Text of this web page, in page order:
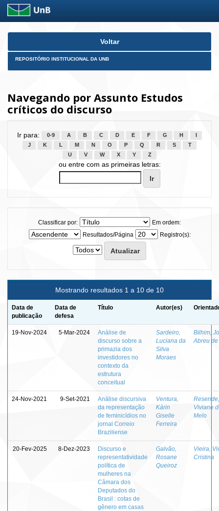
Skip
Voltar
REPOSITÓRIO INSTITUCIONAL DA UNB
Navegando por Assunto Estudos
críticos do discurso
Ir para: 0-9 A B C D E F G H
J
K L M N O P Q R S
T
U
V W X Y Z
ou entre com as primeiras letras:
Classificar por:
Em ordem:
Resultados/Página
Registro(s):
Mostrando resultados 1 a 10 de 10
Data de
publicação
Data de
defesa
Título Autor(es)
19-Nov-2024 5-Mar-2024
Análise de
discurso sobre a
primazia dos
investidores no
contexto da
estrutura
conceitual
Sardeiro,
Luciana da
Silva
Moraes
Bilhim,
Abreu
24-Nov-2021 9-Set-2021
Análise discursiva
da representação
de feminicídios no
jornal Correio
Braziliense
Ventura,
Kárin
Giselle
Ferreira
Resende,
Viviane
Melo
20-Fev-2025 8-Dez-2023
Discurso e
representatividade
política de
mulheres na
Câmara dos
Deputados do
Brasil : cotas de
gênero em casas
Galvão,
Rosane
Queiroz
Vieira,
Cristina